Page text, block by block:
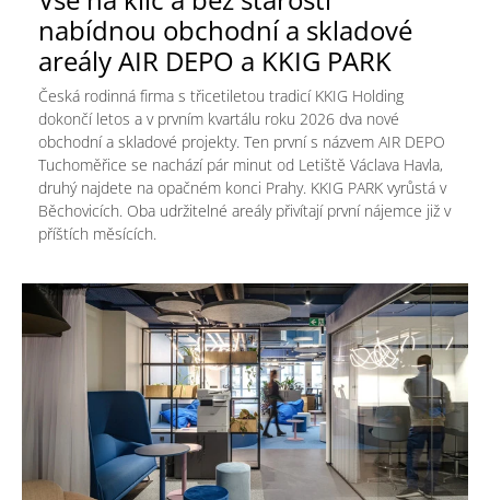
nabídnou obchodní a skladové
areály AIR DEPO a KKIG PARK
Česká rodinná firma s třicetiletou tradicí KKIG Holding
dokončí letos a v prvním kvartálu roku 2026 dva nové
obchodní a skladové projekty. Ten první s názvem AIR DEPO
Tuchoměřice se nachází pár minut od Letiště Václava Havla,
druhý najdete na opačném konci Prahy. KKIG PARK vyrůstá v
Běchovicích. Oba udržitelné areály přivítají první nájemce již v
příštích měsících.